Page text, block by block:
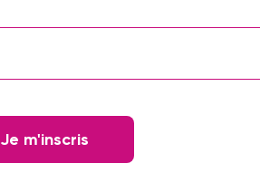
Durée(s)
Inclus :
Je m'inscris